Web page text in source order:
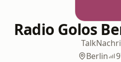
Radio Golos
Talk
Berlin